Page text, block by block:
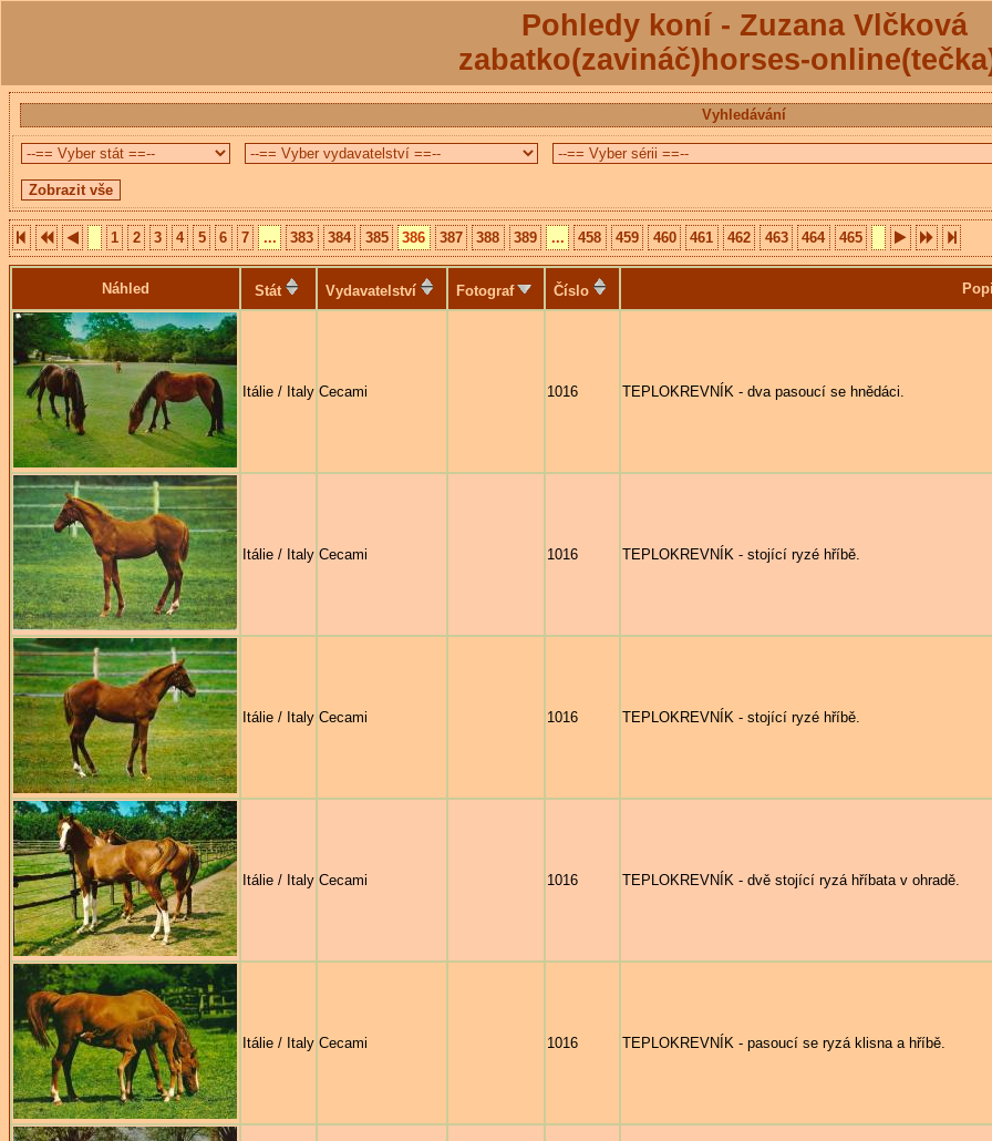
Pohledy koní - Zuzana Vlčková
zabatko(zavináč)horses-
Vyhledávání
1 2 3 4 5 6 7 ... 383 384 385 386 387 388 389 ... 458 459 460 461 462 463 464 465
Náhled Stát Vydavatelství Fotograf Číslo
Itálie / Italy Cecami 1016 TEPLOKREVNÍK - dva pasoucí se hnědáci.
Itálie / Italy Cecami 1016 TEPLOKREVNÍK - stojící ryzé hříbě.
Itálie / Italy Cecami 1016 TEPLOKREVNÍK - stojící ryzé hříbě.
Itálie / Italy Cecami 1016 TEPLOKREVNÍK - dvě stojící ryzá hříbata v ohradě.
Itálie / Italy Cecami 1016 TEPLOKREVNÍK - pasoucí se ryzá klisna a hříbě.